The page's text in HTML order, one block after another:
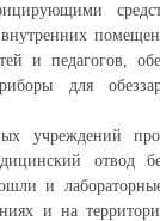
и педагогов,
для
учреждений
отвод
и
и на